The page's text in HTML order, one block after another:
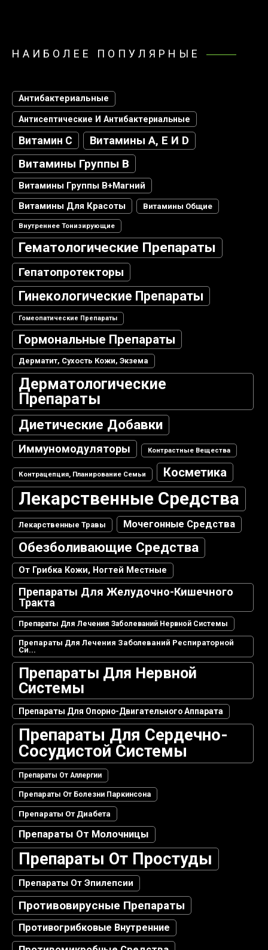
НАИБОЛЕЕ ПОПУЛЯРНЫЕ
Антибактериальные
Антисептические И Антибактериальные
Витамин С Витамины А, Е И D
Витамины Группы В
Витамины Группы В+магний
Витамины Для Красоты
Витамины Общие
Внутреннее Тонизирующие
Гематологические Препараты
Гепатопротекторы
Гинекологические Препараты
Гомеопатические Препараты
Гормональные Препараты
Дерматит, Сухость Кожи, Экзема
Дерматологические
Препараты
Диетические Добавки
Иммуномодуляторы Контрастные Вещества
Контрацепция, Планирование Семьи Косметика
Лекарственные Средства
Лекарственные Травы Мочегонные Средства
Обезболивающие Средства
От Грибка Кожи, Ногтей Местные
Препараты Для Желудочно-Кишечного
Тракта
Препараты Для Лечения Заболеваний Нервной Системы
Препараты Для Лечения Заболеваний Респираторной
Си...
Препараты Для Нервной
Системы
Препараты Для Опорно-Двигательного Аппарата
Препараты Для Сердечно-
Сосудистой Системы
Препараты От Аллергии
Препараты От Болезни Паркинсона
Препараты От Диабета
Препараты От Молочницы
Препараты От Простуды
Препараты От Эпилепсии
Противовирусные Препараты
Противогрибковые Внутренние